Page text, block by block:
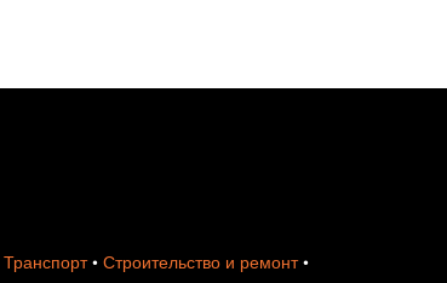
Транспорт• Строительство и ремонт•